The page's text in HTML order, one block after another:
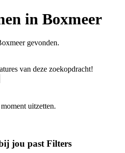
in Boxmeer
gevonden.
van deze zoekopdracht!
uitzetten.
jou past Filters